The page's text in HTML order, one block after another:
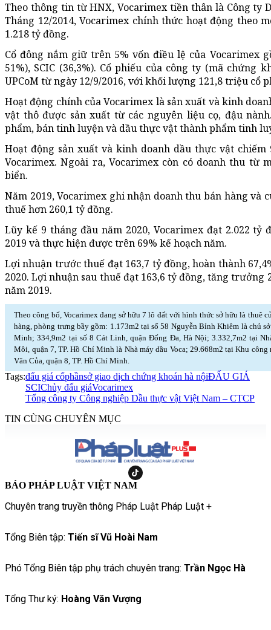
Theo thông tin từ HNX, Vocarimex tiền thân là Công ty
Tháng 12/2014, Vocarimex chính thức hoạt động theo
1.218 tỷ đồng.
Cổ đông nắm giữ trên 5% vốn điều lệ của Vocarimex
51%), SCIC (36,3%). Cổ phiếu của công ty (mã chứng
UPCoM từ ngày 12/9/2016, với khối lượng 121,8 triệu cổ
Hoạt động chính của Vocarimex là sản xuất và kinh
vật thô được sản xuất từ các nguyên liệu cọ, đậu
phẩm, bán tinh luyện và dầu thực vật thành phẩm tinh
Hoạt động sản xuất và kinh doanh dầu thực vật chiếm
Vocarimex. Ngoài ra, Vocarimex còn có doanh thu từ
biển.
Năm 2019, Vocarimex ghi nhận doanh thu bán hàng và
thuế hơn 260,1 tỷ đồng.
Lũy kế 9 tháng đầu năm 2020, Vocarimex đạt 2.022 tỷ
2019 và thực hiện được trên 69% kế hoạch năm.
Lợi nhuận trước thuế đạt 163,7 tỷ đồng, hoàn thành
2020. Lợi nhuận sau thuế đạt 163,6 tỷ đồng, tăng
năm 2019.
Theo công bố, Vocarimex đang sở hữu 7 lô đất với hình thức sở hữu là thuê
hàng, phòng trưng bầy gồm: 1.173m2 tại số 58 Nguyễn Bỉnh Khiêm là chủ
Minh; 334,9m2 tại số 8 Cát Linh, quận Đống Đa, Hà Nội; 3.332,7m2 tại
Môi, quận 7, TP. Hồ Chí Minh là Nhà máy dầu Voca; 29.668m2 tại Khu
Văn Của, quận 8, TP. Hồ Chí Minh.
Tags:đấu giá cổphầnsở giao dịch chứng khoán hà nộiĐẤU GIÁ
SCIChủy đấu giáVocarimex
Tổng công ty Công nghiệp Dầu thực vật Việt Nam – CTCP
TIN CÙNG CHUYÊN MỤC
BÁO PHÁP LUẬT VIỆT NAM
Chuyên trang truyền thông Pháp Luật Pháp Luật +
Tổng Biên tập: Tiến sĩ Vũ Hoài Nam
Phó Tổng Biên tập phụ trách chuyên trang: Trần Ngọc Hà
Tổng Thư ký: Hoàng Văn Vượng